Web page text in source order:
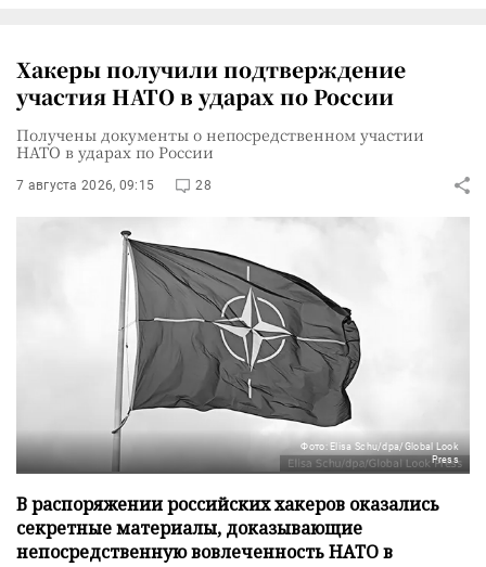
Хакеры получили подтверждение
участия НАТО в ударах по России
Получены документы о непосредственном участии
НАТО в ударах по России
7 августа 2026, 09:15 28
Фото: Elisa Schu/dpa/Global Look
Press
В распоряжении российских хакеров оказались
секретные материалы, доказывающие
непосредственную вовлеченность НАТО в